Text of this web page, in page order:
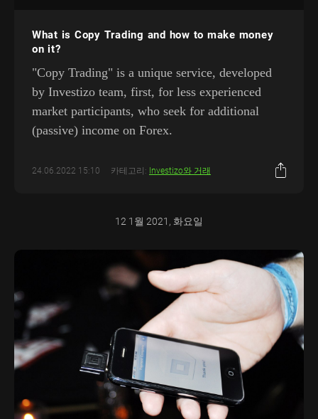
What is Copy Trading and how to make money
on it?
"Copy Trading" is a unique service, developed
by Investizo team, first, for less experienced
market participants, who seek for additional
(passive) income on Forex.
24.06.2022 15:10 카테고리: Investizo와 거래
12 1월 2021, 화요일